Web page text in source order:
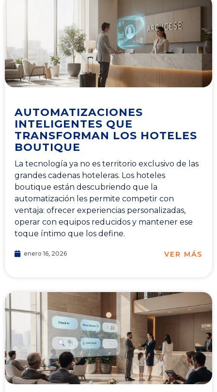
AUTOMATIZACIONES
INTELIGENTES QUE
TRANSFORMAN LOS HOTELES
BOUTIQUE
La tecnología ya no es territorio exclusivo de las
grandes cadenas hoteleras. Los hoteles
boutique están descubriendo que la
automatización les permite competir con
ventaja: ofrecer experiencias personalizadas,
operar con equipos reducidos y mantener ese
toque íntimo que los define.
enero 16, 2026 VER MÁS